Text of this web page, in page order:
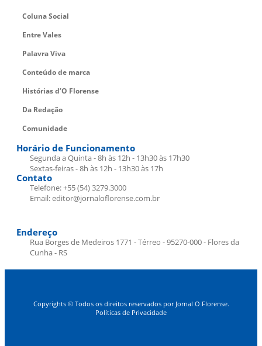
Coluna Social
Entre Vales
Palavra Viva
Conteúdo de marca
Histórias d’O Florense
Da Redação
Comunidade
Horário de Funcionamento
Segunda a Quinta - 8h às 12h - 13h30 às 17h30
Sextas-feiras - 8h às 12h - 13h30 às 17h
Contato
Telefone: +55 (54) 3279.3000
Email: editor@jornaloflorense.com.br
Endereço
Rua Borges de Medeiros 1771 - Térreo - 95270-000 - Flores da
Cunha - RS
Copyrights © Todos os direitos reservados por Jornal O Florense.
Políticas de Privacidade